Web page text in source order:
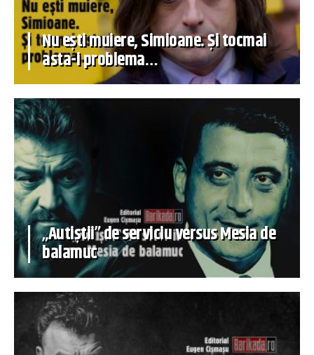
Nu ești muiere, Simioane. Și tocmai
asta-i problema…
„Autiștii” de serviciu versus Mesia de
balamuc